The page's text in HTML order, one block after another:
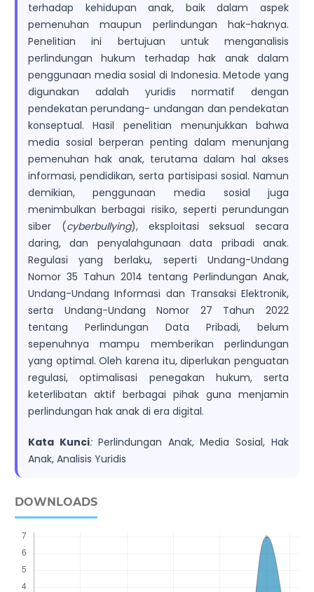
terhadap kehidupan anak, baik dalam aspek
pemenuhan maupun perlindungan hak-haknya.
Penelitian ini bertujuan untuk menganalisis
perlindungan hukum terhadap hak anak dalam
penggunaan media sosial di Indonesia. Metode yang
digunakan adalah yuridis normatif dengan
pendekatan perundang- undangan dan pendekatan
konseptual. Hasil penelitian menunjukkan bahwa
media sosial berperan penting dalam menunjang
pemenuhan hak anak, terutama dalam hal akses
informasi, pendidikan, serta partisipasi sosial. Namun
demikian, penggunaan media sosial juga
menimbulkan berbagai risiko, seperti perundungan
siber (cyberbullying), eksploitasi seksual secara
daring, dan penyalahgunaan data pribadi anak.
Regulasi yang berlaku, seperti Undang-Undang
Nomor 35 Tahun 2014 tentang Perlindungan Anak,
Undang-Undang Informasi dan Transaksi Elektronik,
serta Undang-Undang Nomor 27 Tahun 2022
tentang Perlindungan Data Pribadi, belum
sepenuhnya mampu memberikan perlindungan
yang optimal. Oleh karena itu, diperlukan penguatan
regulasi, optimalisasi penegakan hukum, serta
keterlibatan aktif berbagai pihak guna menjamin
perlindungan hak anak di era digital.
Kata Kunci: Perlindungan Anak, Media Sosial, Hak
Anak, Analisis Yuridis
DOWNLOADS